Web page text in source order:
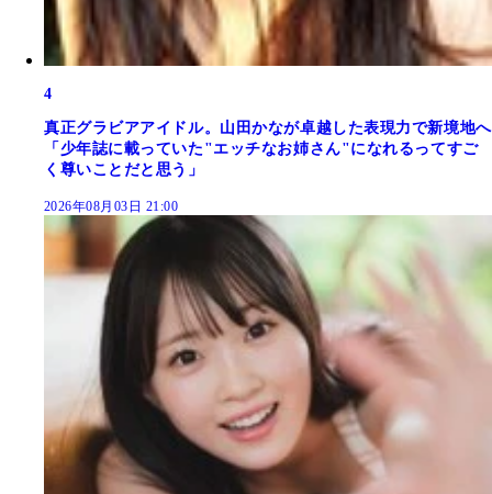
4
真正グラビアアイドル。山田かなが卓越した表現力で新境地へ
「少年誌に載っていた"エッチなお姉さん"になれるってすご
く尊いことだと思う」
2026年08月03日 21:00